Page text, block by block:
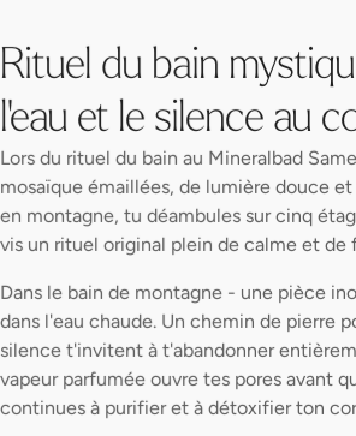
Rituel du bain
l'eau et le silence au
Lors du rituel du bain au Mineralbad
mosaïque émaillées, de lumière douce
en montagne, tu déambules sur cinq
vis un rituel original plein de calme et de
Dans le bain de montagne - une pièce
dans l'eau chaude. Un chemin de pierre
silence t'invitent à t'abandonner
vapeur parfumée ouvre tes pores avant
continues à purifier et à détoxifier ton